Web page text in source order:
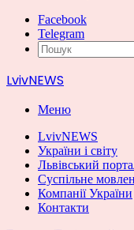
Facebook
Telegram
LvivNEWS
Меню
LvivNEWS
України і світу
Львівський
Суспільне
Компанії України
Контакти